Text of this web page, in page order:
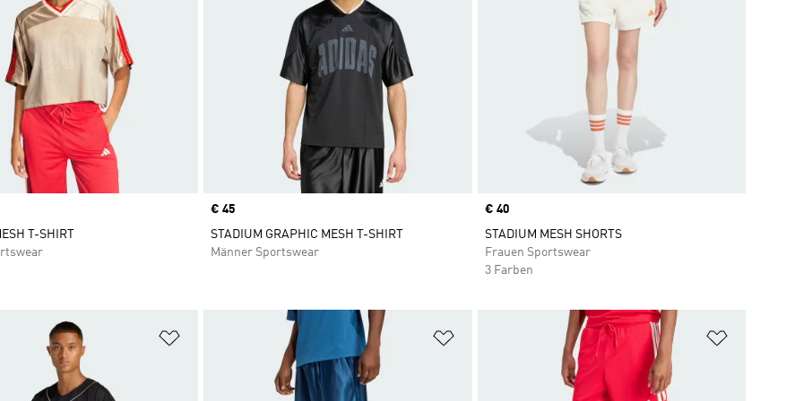
T-SHIRT
Price
€ 45
STADIUM GRAPHIC MESH T-SHIRT
Männer Sportswear
Price
€ 40
STADIUM MESH SHORTS
Frauen Sportswear
3 Farben
hinzufügen Zur Wunschliste hinzufügen Zur Wunschliste hinzufügen